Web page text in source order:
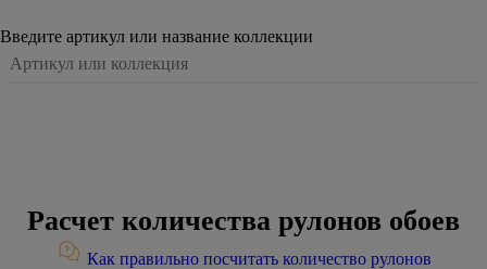
Введите артикул или название коллекции
Расчет количества рулонов обоев
Как правильно посчитать количество рулонов